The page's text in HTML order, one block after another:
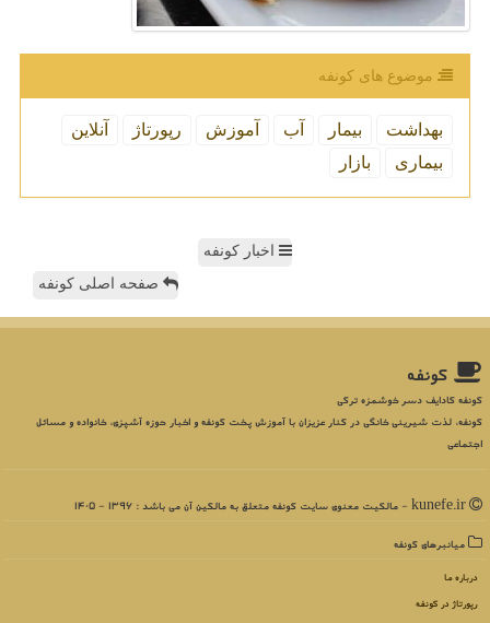
موضوع های كونفه
بهداشت بیمار آب آموزش رپورتاژ
آنلاین
بیماری
بازار
اخبار کونفه
صفحه اصلی کونفه
كونفه
کونفه کادایف دسر خوشمزه ترکی
کونفه، لذت شیرینی خانگی در کنار عزیزان با آموزش پخت کونفه و اخبار حوزه آشپزی، خانواده و مسائل
اجتماعی
میانبرهای كونفه
درباره ما
رپورتاژ در كونفه